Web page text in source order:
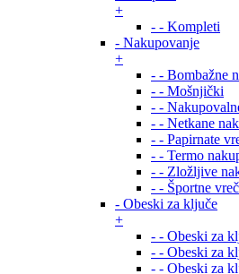
+
- - Kompleti
- Nakupovanje
+
- - Bombažne
- - Mošnjički
- -
- - Netkane
- - Papirnate
- - Termo
- - Zložljive
- - Športne
- Obeski za ključe
+
- - Obeski za
- - Obeski za
- - Obeski za